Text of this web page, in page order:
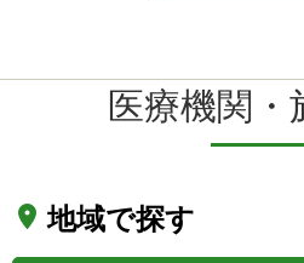
医療機関・
地域で探す